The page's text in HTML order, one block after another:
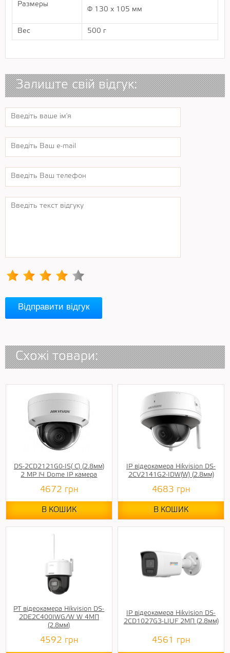
Размеры
Ф 130 х 105 мм
Вес 500 г
Залиште свій відгук:
Відправити відгук
Схожі товари:
DS-2CD2121G0-IS( C) (2.8мм)
2 MP ІЧ Dome IP камера
4672 грн
В КОШИК
IP відеокамера Hikvision DS-
2CV2141G2-IDW(W) (2.8мм)
4683 грн
В КОШИК
PT відеокамера Hikvision DS-
2DE2C400IWG/W W 4МП
(2.8мм)
4592 грн
IP відеокамера Hikvision DS-
2CD1027G3-LIUF 2МП (2.8мм)
4561 грн